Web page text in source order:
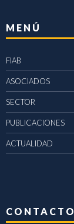
MENÚ
FIAB
ASOCIADOS
SECTOR
PUBLICACIONES
ACTUALIDAD
CONTACTO